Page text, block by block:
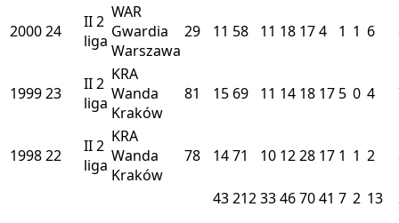
200024 II2
liga
WAR
Gwardia
Warszawa
29 11 58 11 18 174 1 1 6
199923 II2
liga
KRA
Wanda
Kraków
81 15 69 11 14 18 17 5 0 4
199822 II2
liga
KRA
Wanda
Kraków
78 1471 10 1228 17 1 1 2
4321233467041 7 2 13